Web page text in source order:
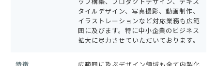
タイルデザイン、写真撮影、動画制作、
イラストレーションなど対応業務も広範
囲に及びます。特に中小企業のビジネス
拡大に尽力させていただいております。